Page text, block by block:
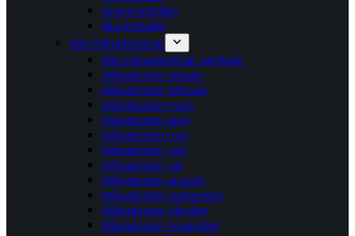
Gröna kristaller
Vita kristaller
Alla månadsstenar
Alla månadsstenar samlade
Månadssten januari
Månadssten februari
Månadssten mars
Månadssten april
Månadssten maj
Månadssten juni
Månadssten juli
Månadssten augusti
Månadssten september
Månadssten oktober
Månadssten november